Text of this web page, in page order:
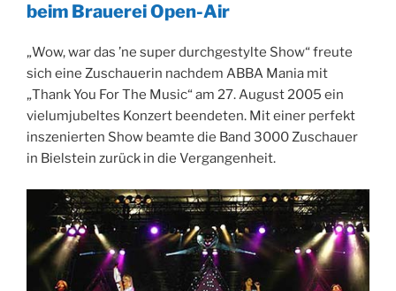
beim Brauerei Open-Air
„Wow, war das ’ne super durchgestylte Show“ freute
sich eine Zuschauerin nachdem ABBA Mania mit
„Thank You For The Music“ am 27. August 2005 ein
vielumjubeltes Konzert beendeten. Mit einer perfekt
inszenierten Show beamte die Band 3000 Zuschauer
in Bielstein zurück in die Vergangenheit.